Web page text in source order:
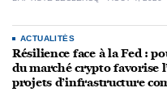
ACTUALITÉS
Résilience face à la Fed :
du marché crypto favorise
projets d’infrastructure